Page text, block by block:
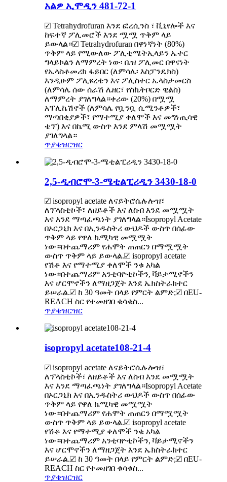
አልዎ ኢሞዲን 481-72-1
☑ Tetrahydrofuran እንደ ፎረሲንስ ፣ ቪኒየሎች እና
ከፍተኛ ፖሊመሮች እንደ ሟሟ ጥቅም ላይ
ይውላል።☑ Tetrahydrofuran በዋነኛነት (80%)
ጥቅም ላይ የሚውለው ፖሊቲሜትኢላይን ኤተር
ግላይኮልን ለማምረት ነው፡ ቤዝ ፖሊመር በዋናነት
የኤላስቶመሪክ ፋይበር (ለምሳሌ፡ እስፓንዴክስ)
እንዲሁም ፖሊዩረቴን እና ፖሊስተር ኤላስታመርስ
(ለምሳሌ ሰው ሰራሽ ሌዘር፣ የስኬትቦርድ ዊልስ)
ለማምረት ያገለግላል።ቀሪው (20%) በሟሟ
አፕሊኬሽኖች (ለምሳሌ የቧንቧ ሲሚንቶዎች፣
ማጣበቂያዎች፣ የማተሚያ ቀለሞች እና መግነጢሳዊ
ቴፕ) እና በኬሚ ውስጥ እንደ ምላሽ መሟሟት
ያገለግላል።
ጥያቄዝርዝር
2,5-ዲብሮሞ-3-ሜቲልፒሪዲን 3430-18-0
☑ isopropyl acetate ለናይትሮሴሉሎዝ፣
ለፕላስቲኮች፣ ለዘይቶች እና ለስብ እንደ መሟሟት
እና እንደ ማጣፈጫነት ያገለግላል።Isopropyl Acetate
በኦርጋኒክ እና በኢንዱስትሪ ውህዶች ውስጥ በሰፊው
ጥቅም ላይ የዋለ ኬሚካዊ መሟሟት
ነው።በተጨማሪም የሐሞት ጠጠርን በማሟሟት
ውስጥ ጥቅም ላይ ይውላል.☑ isopropyl acetate
የሽቶ እና የማተሚያ ቀለሞች ንቁ አካል
ነው።በተጨማሪም አንቲባዮቲኮችን, ቫይታሚኖችን
እና ሆርሞኖችን ለማዘጋጀት እንደ ኤክስትራክተር
ይሠራል.☑ ከ 30 ዓመት በላይ የምርት ልምድ;☑ በEU-
REACH ስር የተመዘገበ ቁሳቁስ...
ጥያቄዝርዝር
isopropyl acetate108-21-4
☑ isopropyl acetate ለናይትሮሴሉሎዝ፣
ለፕላስቲኮች፣ ለዘይቶች እና ለስብ እንደ መሟሟት
እና እንደ ማጣፈጫነት ያገለግላል።Isopropyl Acetate
በኦርጋኒክ እና በኢንዱስትሪ ውህዶች ውስጥ በሰፊው
ጥቅም ላይ የዋለ ኬሚካዊ መሟሟት
ነው።በተጨማሪም የሐሞት ጠጠርን በማሟሟት
ውስጥ ጥቅም ላይ ይውላል.☑ isopropyl acetate
የሽቶ እና የማተሚያ ቀለሞች ንቁ አካል
ነው።በተጨማሪም አንቲባዮቲኮችን, ቫይታሚኖችን
እና ሆርሞኖችን ለማዘጋጀት እንደ ኤክስትራክተር
ይሠራል.☑ ከ 30 ዓመት በላይ የምርት ልምድ;☑ በEU-
REACH ስር የተመዘገበ ቁሳቁስ...
ጥያቄዝርዝር